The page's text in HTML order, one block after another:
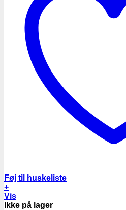
Føj til huskeliste
+
Vis
Ikke på lager